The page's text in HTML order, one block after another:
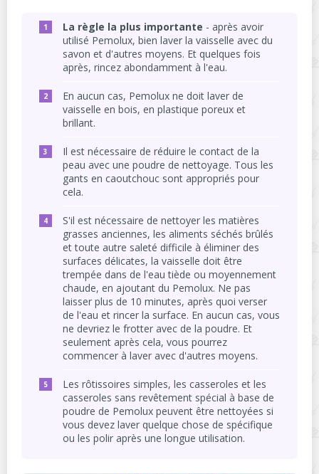
La règle la plus importante - après avoir
utilisé Pemolux, bien laver la vaisselle avec du
savon et d'autres moyens. Et quelques fois
après, rincez abondamment à l'eau.
En aucun cas, Pemolux ne doit laver de
vaisselle en bois, en plastique poreux et
brillant.
Il est nécessaire de réduire le contact de la
peau avec une poudre de nettoyage. Tous les
gants en caoutchouc sont appropriés pour
cela.
S'il est nécessaire de nettoyer les matières
grasses anciennes, les aliments séchés brûlés
et toute autre saleté difficile à éliminer des
surfaces délicates, la vaisselle doit être
trempée dans de l'eau tiède ou moyennement
chaude, en ajoutant du Pemolux. Ne pas
laisser plus de 10 minutes, après quoi verser
de l'eau et rincer la surface. En aucun cas, vous
ne devriez le frotter avec de la poudre. Et
seulement après cela, vous pourrez
commencer à laver avec d'autres moyens.
Les rôtissoires simples, les casseroles et les
casseroles sans revêtement spécial à base de
poudre de Pemolux peuvent être nettoyées si
vous devez laver quelque chose de spécifique
ou les polir après une longue utilisation.